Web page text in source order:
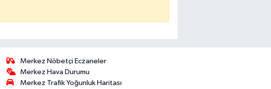
Merkez Nöbetçi Eczaneler
Merkez Hava Durumu
Merkez Trafik Yoğunluk Haritası